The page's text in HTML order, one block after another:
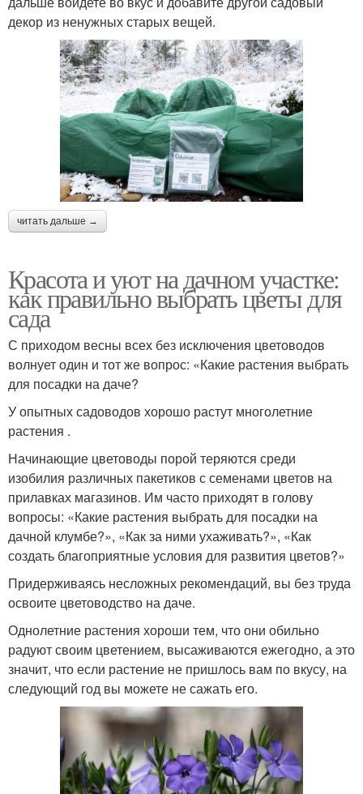
декор из ненужных старых вещей.
читать дальше →
Красота и уют на дачном участке:
как правильно выбрать цветы для
сада
С приходом весны всех без исключения цветоводов
волнует один и тот же вопрос: «Какие растения выбрать
для посадки на даче?
У опытных садоводов хорошо растут многолетние
растения .
Начинающие цветоводы порой теряются среди
изобилия различных пакетиков с семенами цветов на
прилавках магазинов. Им часто приходят в голову
вопросы: «Какие растения выбрать для посадки на
дачной клумбе?», «Как за ними ухаживать?», «Как
создать благоприятные условия для развития цветов?»
Придерживаясь несложных рекомендаций, вы без труда
освоите цветоводство на даче.
Однолетние растения хороши тем, что они обильно
радуют своим цветением, высаживаются ежегодно, а это
значит, что если растение не пришлось вам по вкусу, на
следующий год вы можете не сажать его.